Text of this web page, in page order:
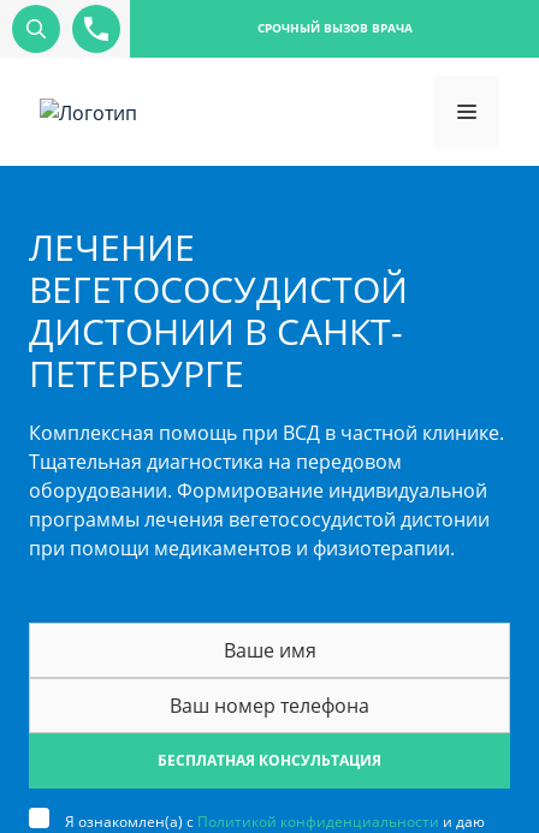
СРОЧНЫЙ ВЫЗОВ ВРАЧА
ЛЕЧЕНИЕ
ВЕГЕТОСОСУДИСТОЙ
ДИСТОНИИ В САНКТ-
ПЕТЕРБУРГЕ
Комплексная помощь при ВСД в частной клинике.
Тщательная диагностика на передовом
оборудовании. Формирование индивидуальной
программы лечения вегетососудистой дистонии
при помощи медикаментов и физиотерапии.
БЕСПЛАТНАЯ КОНСУЛЬТАЦИЯ
Я ознакомлен(а) с Политикой конфиденциальности и даю